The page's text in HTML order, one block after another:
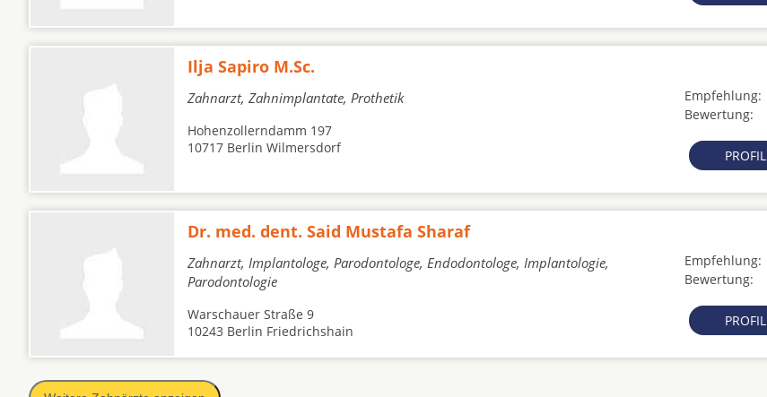
Ilja Sapiro M.Sc.
Zahnarzt, Zahnimplantate, Prothetik Empfehlung:
Bewertung:
Hohenzollerndamm 197
10717 Berlin Wilmersdorf
Dr. med. dent. Said Mustafa Sharaf
Zahnarzt, Implantologe, Parodontologe, Endodontologe, Implantologie,
Parodontologie
Empfehlung:
Bewertung:
Warschauer Straße 9
10243 Berlin Friedrichshain